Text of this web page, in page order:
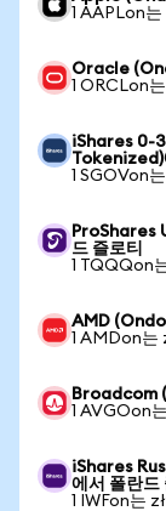
1 AAPLon는
Oracle
1 ORCLon
iShares 0-
Tokenized)
1 SGOVon
ProShares
드 즐로티
1 TQQQon
AMD
1 AMDon는
Broadcom
1 AVGOon
iShares
에서 폴란드
1 IWFon는